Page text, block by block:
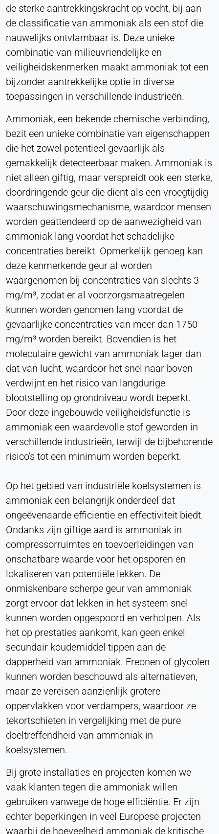
de sterke aantrekkingskracht op vocht, bij aan
de classificatie van ammoniak als een stof die
nauwelijks ontvlambaar is. Deze unieke
combinatie van milieuvriendelijke en
veiligheidskenmerken maakt ammoniak tot een
bijzonder aantrekkelijke optie in diverse
toepassingen in verschillende industrieën.
Ammoniak, een bekende chemische verbinding,
bezit een unieke combinatie van eigenschappen
die het zowel potentieel gevaarlijk als
gemakkelijk detecteerbaar maken. Ammoniak is
niet alleen giftig, maar verspreidt ook een sterke,
doordringende geur die dient als een vroegtijdig
waarschuwingsmechanisme, waardoor mensen
worden geattendeerd op de aanwezigheid van
ammoniak lang voordat het schadelijke
concentraties bereikt. Opmerkelijk genoeg kan
deze kenmerkende geur al worden
waargenomen bij concentraties van slechts 3
mg/m³, zodat er al voorzorgsmaatregelen
kunnen worden genomen lang voordat de
gevaarlijke concentraties van meer dan 1750
mg/m³ worden bereikt. Bovendien is het
moleculaire gewicht van ammoniak lager dan
dat van lucht, waardoor het snel naar boven
verdwijnt en het risico van langdurige
blootstelling op grondniveau wordt beperkt.
Door deze ingebouwde veiligheidsfunctie is
ammoniak een waardevolle stof geworden in
verschillende industrieën, terwijl de bijbehorende
risico's tot een minimum worden beperkt.
Op het gebied van industriële koelsystemen is
ammoniak een belangrijk onderdeel dat
ongeëvenaarde efficiëntie en effectiviteit biedt.
Ondanks zijn giftige aard is ammoniak in
compressorruimtes en toevoerleidingen van
onschatbare waarde voor het opsporen en
lokaliseren van potentiële lekken. De
onmiskenbare scherpe geur van ammoniak
zorgt ervoor dat lekken in het systeem snel
kunnen worden opgespoord en verholpen. Als
het op prestaties aankomt, kan geen enkel
secundair koudemiddel tippen aan de
dapperheid van ammoniak. Freonen of glycolen
kunnen worden beschouwd als alternatieven,
maar ze vereisen aanzienlijk grotere
oppervlakken voor verdampers, waardoor ze
tekortschieten in vergelijking met de pure
doeltreffendheid van ammoniak in
koelsystemen.
Bij grote installaties en projecten komen we
vaak klanten tegen die ammoniak willen
gebruiken vanwege de hoge efficiëntie. Er zijn
echter beperkingen in veel Europese projecten
waarbij de hoeveelheid ammoniak de kritische
Sessie
MARKETING
Gebruikt om marketingeffectiviteit te meten en
bedrijfsgerelateerde bezoekers te identificeren.
LinkedIn
Name:
bcookie, li_gc, lidc
Provider:
LinkedIn Bedrijf
Purpose:
Conversie bijhouden
Cookie duration:
1 dag - 1 jaar
Leadinfo
Name:
_li_id.#, _li_id.#.expires, _li_ses.#,
_li_ses.#.expires, _li_ses.#.expires,
sneeuwploegOutQueue_#_post2,
sneeuwploegOutQue_#_post2.expires
Provider:
Leadinfo B.V.
Purpose:
Bedrijfsidentificatie (B2B)
Cookie duration:
Aanhoudend
Hotjar
Name:
hjSession#, hjSessionUser#,
_hjAbsoluteSessionInProgress
Provider:
Hotjar Ltd.
Analyse van gebruikersgedrag
Sessie - 1 jaar
EXTERNE MEDIA
Maakt inhoud van derden mogelijk, zoals video's.
Indien geactiveerd, kunnen technische gegevens
Vimeo
vuid, speler
Vimeo, Inc.
Ingebedde video-inhoud